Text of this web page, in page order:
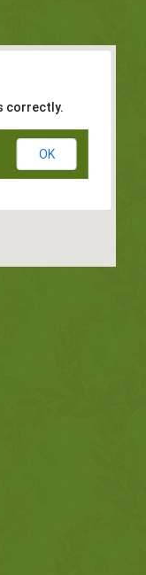
correctly.
OK